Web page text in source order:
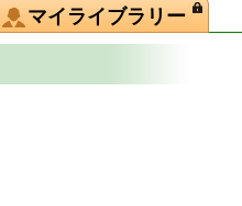
マイライブラリー